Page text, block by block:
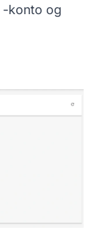
-konto og